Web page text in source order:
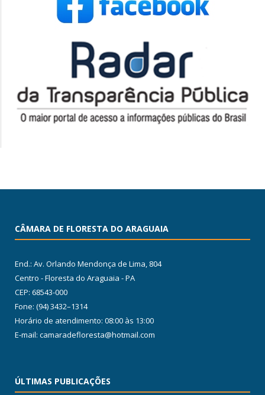
CÂMARA DE FLORESTA DO ARAGUAIA
End.: Av. Orlando Mendonça de Lima, 804
Centro - Floresta do Araguaia - PA
CEP: 68543-000
Fone: (94) 3432–1314
Horário de atendimento: 08:00 às 13:00
E-mail: camaradefloresta@hotmail.com
ÚLTIMAS PUBLICAÇÕES